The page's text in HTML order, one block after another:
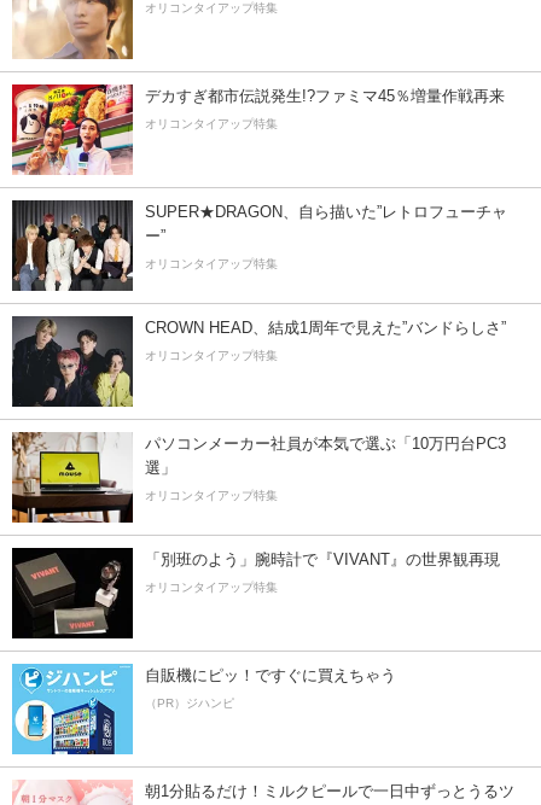
オリコンタイアップ特集
デカすぎ都市伝説発生!?ファミマ45％増量作戦再来
オリコンタイアップ特集
SUPER★DRAGON、自ら描いた”レトロフューチャ
ー”
オリコンタイアップ特集
CROWN HEAD、結成1周年で見えた”バンドらしさ”
オリコンタイアップ特集
パソコンメーカー社員が本気で選ぶ「10万円台PC3
選」
オリコンタイアップ特集
「別班のよう」腕時計で『VIVANT』の世界観再現
オリコンタイアップ特集
自販機にピッ！ですぐに買えちゃう
（PR）ジハンピ
朝1分貼るだけ！ミルクピールで一日中ずっとうるツ